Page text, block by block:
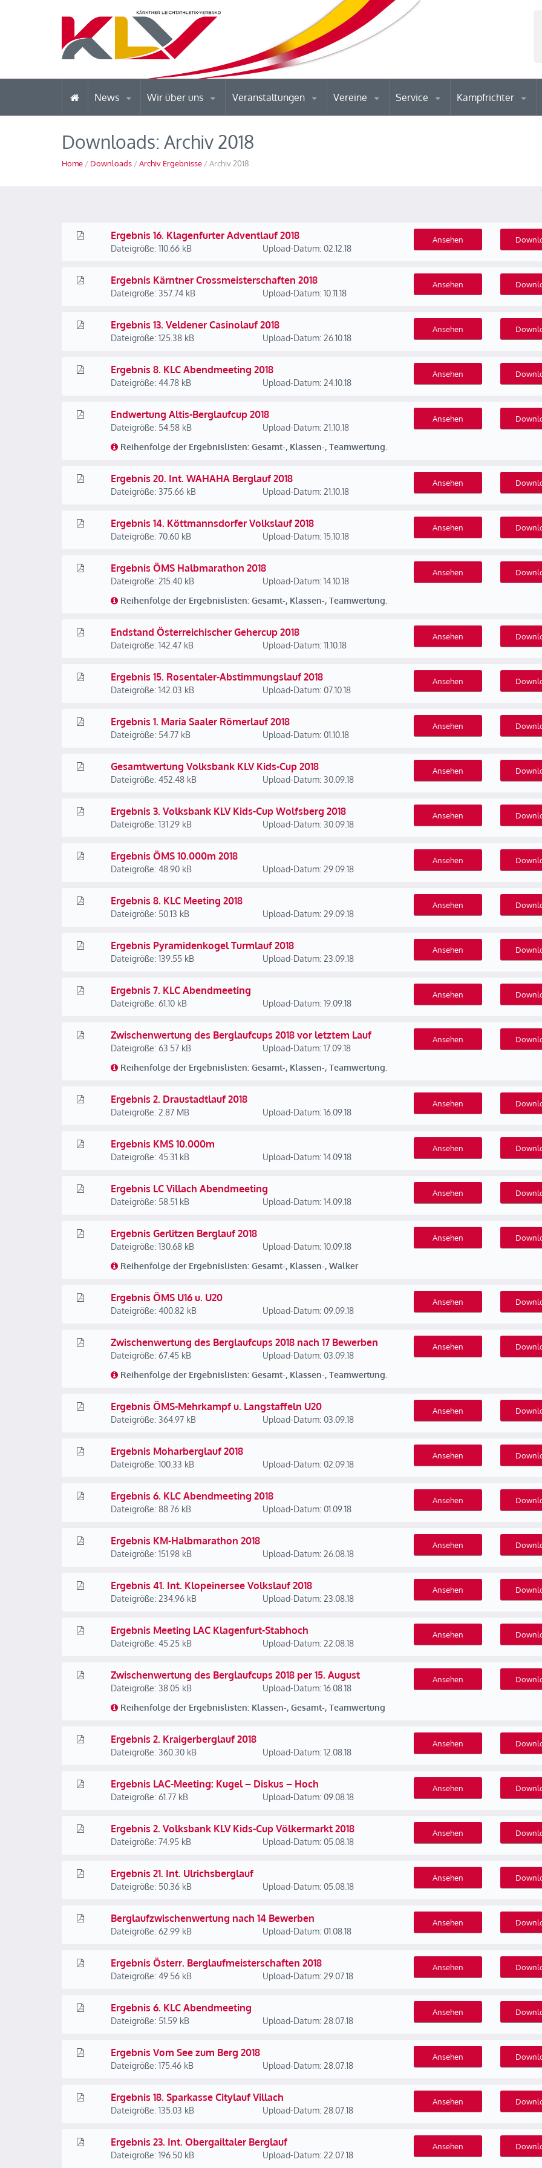
News Wir über uns Veranstaltungen Vereine Service Kampfrichter
Downloads: Archiv 2018
Home / Downloads /Archiv Ergebnisse / Archiv 2018
Ergebnis 16. Klagenfurter Adventlauf 2018
Dateigröße: 110.66 kB Upload-Datum: 02.12.18
Ansehen
Ergebnis Kärntner Crossmeisterschaften 2018
Dateigröße: 357.74 kB Upload-Datum: 10.11.18
Ansehen
Ergebnis 13. Veldener Casinolauf 2018
Dateigröße: 125.38 kB Upload-Datum: 26.10.18
Ansehen
Ergebnis 8. KLC Abendmeeting 2018
Dateigröße: 44.78 kB Upload-Datum: 24.10.18
Ansehen
Endwertung Altis-Berglaufcup 2018
Dateigröße: 54.58 kB Upload-Datum: 21.10.18
Ansehen
Reihenfolge der Ergebnislisten: Gesamt-, Klassen-, Teamwertung.
Ergebnis 20. Int. WAHAHA Berglauf 2018
Dateigröße: 375.66 kB Upload-Datum: 21.10.18
Ansehen
Ergebnis 14. Köttmannsdorfer Volkslauf 2018
Dateigröße: 70.60 kB Upload-Datum: 15.10.18
Ansehen
Ergebnis ÖMS Halbmarathon 2018
Dateigröße: 215.40 kB Upload-Datum: 14.10.18
Ansehen
Reihenfolge der Ergebnislisten: Gesamt-, Klassen-, Teamwertung.
Endstand Österreichischer Gehercup 2018
Dateigröße: 142.47 kB Upload-Datum: 11.10.18
Ansehen
Ergebnis 15. Rosentaler-Abstimmungslauf 2018
Dateigröße: 142.03 kB Upload-Datum: 07.10.18
Ansehen
Ergebnis 1. Maria Saaler Römerlauf 2018
Dateigröße: 54.77 kB Upload-Datum: 01.10.18
Ansehen
Gesamtwertung Volksbank KLV Kids-Cup 2018
Dateigröße: 452.48 kB Upload-Datum: 30.09.18
Ansehen
Ergebnis 3. Volksbank KLV Kids-Cup Wolfsberg 2018
Dateigröße: 131.29 kB Upload-Datum: 30.09.18
Ansehen
Ergebnis ÖMS 10.000m 2018
Dateigröße: 48.90 kB Upload-Datum: 29.09.18
Ansehen
Ergebnis 8. KLC Meeting 2018
Dateigröße: 50.13 kB Upload-Datum: 29.09.18
Ansehen
Ergebnis Pyramidenkogel Turmlauf 2018
Dateigröße: 139.55 kB Upload-Datum: 23.09.18
Ansehen
Ergebnis 7. KLC Abendmeeting
Dateigröße: 61.10 kB Upload-Datum: 19.09.18
Ansehen
Zwischenwertung des Berglaufcups 2018 vor letztem Lauf
Dateigröße: 63.57 kB Upload-Datum: 17.09.18
Ansehen
Reihenfolge der Ergebnislisten: Gesamt-, Klassen-, Teamwertung.
Ergebnis 2. Draustadtlauf 2018
Dateigröße: 2.87 MB Upload-Datum: 16.09.18
Ansehen
Ergebnis KMS 10.000m
Dateigröße: 45.31 kB Upload-Datum: 14.09.18
Ansehen
Ergebnis LC Villach Abendmeeting
Dateigröße: 58.51 kB Upload-Datum: 14.09.18
Ansehen
Ergebnis Gerlitzen Berglauf 2018
Dateigröße: 130.68 kB Upload-Datum: 10.09.18
Ansehen
Reihenfolge der Ergebnislisten: Gesamt-, Klassen-, Walker
Ergebnis ÖMS U16 u. U20
Dateigröße: 400.82 kB Upload-Datum: 09.09.18
Ansehen
Zwischenwertung des Berglaufcups 2018 nach 17 Bewerben
Dateigröße: 67.45 kB Upload-Datum: 03.09.18
Ansehen
Reihenfolge der Ergebnislisten: Gesamt-, Klassen-, Teamwertung.
Ergebnis ÖMS-Mehrkampf u. Langstaffeln U20
Dateigröße: 364.97 kB Upload-Datum: 03.09.18
Ansehen
Ergebnis Moharberglauf 2018
Dateigröße: 100.33 kB Upload-Datum: 02.09.18
Ansehen
Ergebnis 6. KLC Abendmeeting 2018
Dateigröße: 88.76 kB Upload-Datum: 01.09.18
Ansehen
Ergebnis KM-Halbmarathon 2018
Dateigröße: 151.98 kB Upload-Datum: 26.08.18
Ansehen
Ergebnis 41. Int. Klopeinersee Volkslauf 2018
Dateigröße: 234.96 kB Upload-Datum: 23.08.18
Ansehen
Ergebnis Meeting LAC Klagenfurt-Stabhoch
Dateigröße: 45.25 kB Upload-Datum: 22.08.18
Ansehen
Zwischenwertung des Berglaufcups 2018 per 15. August
Dateigröße: 38.05 kB Upload-Datum: 16.08.18
Ansehen
Reihenfolge der Ergebnislisten: Klassen-, Gesamt-, Teamwertung
Ergebnis 2. Kraigerberglauf 2018
Dateigröße: 360.30 kB Upload-Datum: 12.08.18
Ansehen
Ergebnis LAC-Meeting: Kugel – Diskus – Hoch
Dateigröße: 61.77 kB Upload-Datum: 09.08.18
Ansehen
Ergebnis 2. Volksbank KLV Kids-Cup Völkermarkt 2018
Dateigröße: 74.95 kB Upload-Datum: 05.08.18
Ansehen
Ergebnis 21. Int. Ulrichsberglauf
Dateigröße: 50.36 kB Upload-Datum: 05.08.18
Ansehen
Berglaufzwischenwertung nach 14 Bewerben
Dateigröße: 62.99 kB Upload-Datum: 01.08.18
Ansehen
Ergebnis Österr. Berglaufmeisterschaften 2018
Dateigröße: 49.56 kB Upload-Datum: 29.07.18
Ansehen
Ergebnis 6. KLC Abendmeeting
Dateigröße: 51.59 kB Upload-Datum: 28.07.18
Ansehen
Ergebnis Vom See zum Berg 2018
Dateigröße: 175.46 kB Upload-Datum: 28.07.18
Ansehen
Ergebnis 18. Sparkasse Citylauf Villach
Dateigröße: 135.03 kB Upload-Datum: 28.07.18
Ansehen
Ergebnis 23. Int. Obergailtaler Berglauf
Dateigröße: 196.50 kB Upload-Datum: 22.07.18
Ansehen